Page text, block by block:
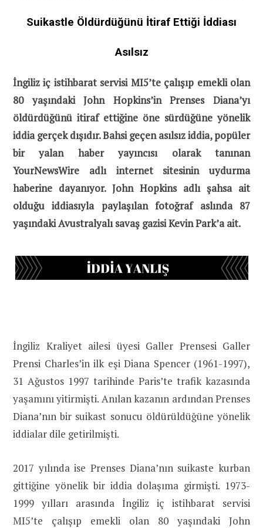
Suikastle Öldürdüğünü İtiraf Ettiği İddiası
Asılsız
İngiliz iç istihbarat servisi MI5’te çalışıp emekli olan
80 yaşındaki John Hopkins’in Prenses Diana’yı
öldürdüğünü itiraf ettiğine öne sürdüğüne yönelik
iddia gerçek dışıdır. Bahsi geçen asılsız iddia, popüler
bir yalan haber yayıncısı olarak tanınan
YourNewsWire adlı internet sitesinin uydurma
haberine dayanıyor. John Hopkins adlı şahsa ait
olduğu iddiasıyla paylaşılan fotoğraf aslında 87
yaşındaki Avustralyalı savaş gazisi Kevin Park’a ait.
İngiliz Kraliyet ailesi üyesi Galler Prensesi Galler
Prensi Charles’in ilk eşi Diana Spencer (1961-1997),
31 Ağustos 1997 tarihinde Paris’te trafik kazasında
yaşamını yitirmişti. Anılan kazanın ardından Prenses
Diana’nın bir suikast sonucu öldürüldüğüne yönelik
iddialar dile getirilmişti.
2017 yılında ise Prenses Diana’nın suikaste kurban
gittiğine yönelik bir iddia dolaşıma girmişti. 1973-
1999 yılları arasında İngiliz iç istihbarat servisi
MI5’te çalışıp emekli olan 80 yaşındaki John